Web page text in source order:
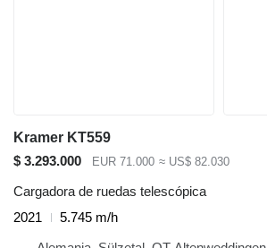
Kramer KT559
$ 3.293.000
EUR 71.000 ≈ US$ 82.030
Cargadora de ruedas telescópica
2021
5.745 m/h